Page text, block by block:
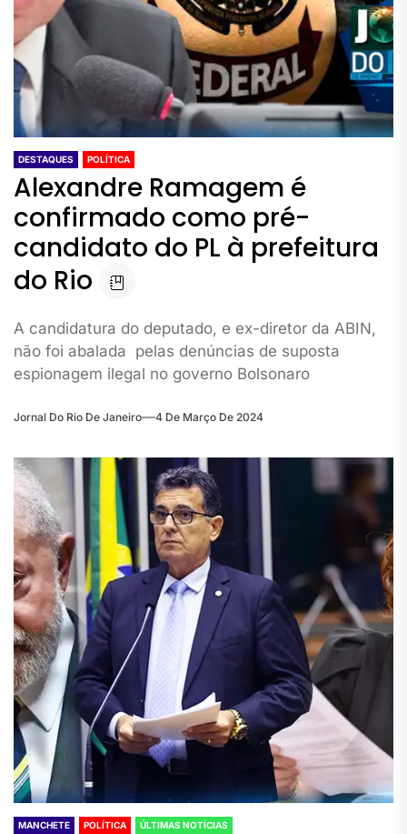
DESTAQUES POLÍTICA
Alexandre Ramagem é
confirmado como pré-
candidato do PL à prefeitura
do Rio
A candidatura do deputado, e ex-diretor da ABIN,
não foi abalada pelas denúncias de suposta
espionagem ilegal no governo Bolsonaro
Jornal Do Rio De Janeiro 4 De Março De 2024
MANCHETE POLÍTICA ÚLTIMAS NOTÍCIAS